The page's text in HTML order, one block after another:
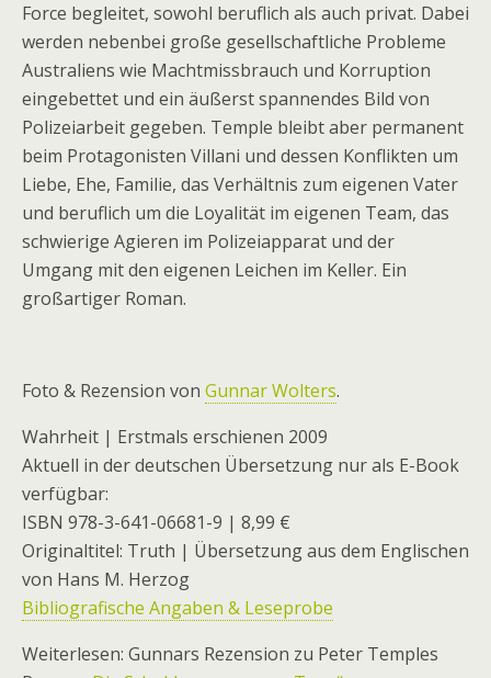
Force begleitet, sowohl beruflich als auch privat. Dabei
werden nebenbei große gesellschaftliche Probleme
Australiens wie Machtmissbrauch und Korruption
eingebettet und ein äußerst spannendes Bild von
Polizeiarbeit gegeben. Temple bleibt aber permanent
beim Protagonisten Villani und dessen Konflikten um
Liebe, Ehe, Familie, das Verhältnis zum eigenen Vater
und beruflich um die Loyalität im eigenen Team, das
schwierige Agieren im Polizeiapparat und der
Umgang mit den eigenen Leichen im Keller. Ein
großartiger Roman.
Foto & Rezension von Gunnar Wolters.
Wahrheit | Erstmals erschienen 2009
Aktuell in der deutschen Übersetzung nur als E-Book
verfügbar:
ISBN 978-3-641-06681-9 | 8,99 €
Originaltitel: Truth | Übersetzung aus dem Englischen
von Hans M. Herzog
Bibliografische Angaben & Leseprobe
Weiterlesen: Gunnars Rezension zu Peter Temples